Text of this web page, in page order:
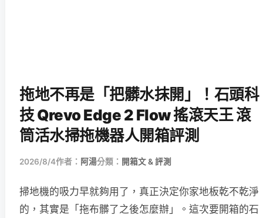
拖地不再是「把髒水抹開」！石頭科
技 Qrevo Edge 2 Flow 搖滾天王 滾
筒活水掃拖機器人開箱評測
2026/8/4作者： 阿湯分類： 開箱文 & 評測
掃地機的吸力早就夠用了，真正決定你家地板乾不乾淨
的，其實是「拖布髒了之後怎麼辦」。這次要開箱的石